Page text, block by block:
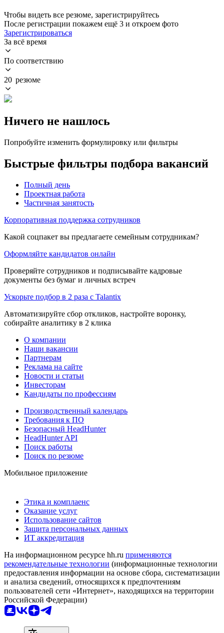
Чтобы видеть все резюме, зарегистрируйтесь
После регистрации покажем ещё 3 и откроем фото
Зарегистрироваться
За всё время
По соответствию
20 резюме
Ничего не нашлось
Попробуйте изменить формулировку или фильтры
Быстрые фильтры подбора вакансий
Полный день
Проектная работа
Частичная занятость
Корпоративная поддержка сотрудников
Какой соцпакет вы предлагаете семейным сотрудникам?
Оформляйте кандидатов онлайн
Проверяйте сотрудников и подписывайте кадровые
документы без бумаг и личных встреч
Ускорьте подбор в 2 раза с Talantix
Автоматизируйте сбор откликов, настройте воронку,
собирайте аналитику в 2 клика
О компании
Наши вакансии
Партнерам
Реклама на сайте
Новости и статьи
Инвесторам
Кандидаты по профессиям
Производственный календарь
Требования к ПО
Безопасный HeadHunter
HeadHunter API
Поиск работы
Поиск по резюме
Мобильное приложение
Этика и комплаенс
Оказание услуг
Использование сайтов
Защита персональных данных
ИТ аккредитация
На информационном ресурсе hh.ru применяются
рекомендательные технологии (информационные технологии
предоставления информации на основе сбора, систематизации
и анализа сведений, относящихся к предпочтениям
пользователей сети «Интернет», находящихся на территории
Российской Федерации)